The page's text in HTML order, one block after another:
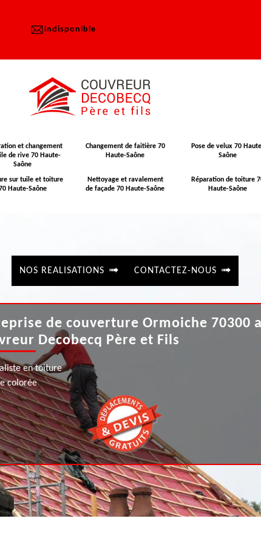
indisponible
et changement
de rive 70 Haute-
Saône
Changement de faitière 70
Haute-Saône
Pose de velux 70
Saône
sur tuile et toiture
Haute-Saône
Nettoyage et ravalement
de façade 70 Haute-Saône
Réparation de toiture
Haute-Saône
NOS REALISATIONS CONTACTEZ-NOUS
de couverture Ormoiche 70300
Decobecq Père et Fils
en toiture
colorée